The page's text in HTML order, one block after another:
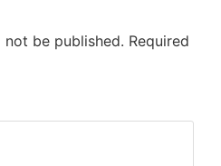
be published. Required